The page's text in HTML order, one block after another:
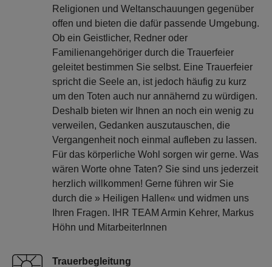
Religionen und Weltanschauungen gegenüber
offen und bieten die dafür passende Umgebung.
Ob ein Geistlicher, Redner oder
Familienangehöriger durch die Trauerfeier
geleitet bestimmen Sie selbst. Eine Trauerfeier
spricht die Seele an, ist jedoch häufig zu kurz
um den Toten auch nur annähernd zu würdigen.
Deshalb bieten wir Ihnen an noch ein wenig zu
verweilen, Gedanken auszutauschen, die
Vergangenheit noch einmal aufleben zu lassen.
Für das körperliche Wohl sorgen wir gerne. Was
wären Worte ohne Taten? Sie sind uns jederzeit
herzlich willkommen! Gerne führen wir Sie
durch die » Heiligen Hallen« und widmen uns
Ihren Fragen. IHR TEAM Armin Kehrer, Markus
Höhn und MitarbeiterInnen
Trauerbegleitung